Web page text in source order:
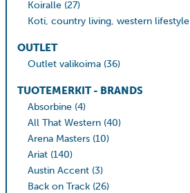
Koiralle (27)
Koti, country living, western lifestyle
OUTLET
Outlet valikoima (36)
TUOTEMERKIT - BRANDS
Absorbine (4)
All That Western (40)
Arena Masters (10)
Ariat (140)
Austin Accent (3)
Back on Track (26)